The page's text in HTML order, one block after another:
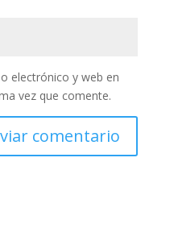
electrónico y web en
vez que comente.